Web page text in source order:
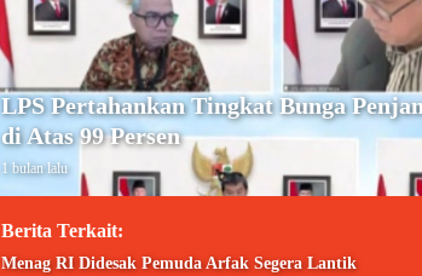
LPS Pertahankan Tingkat Bunga
di Atas 99 Persen
1 bulan lalu
Berita Terkait:
Menag RI Didesak Pemuda Arfak Segera Lantik